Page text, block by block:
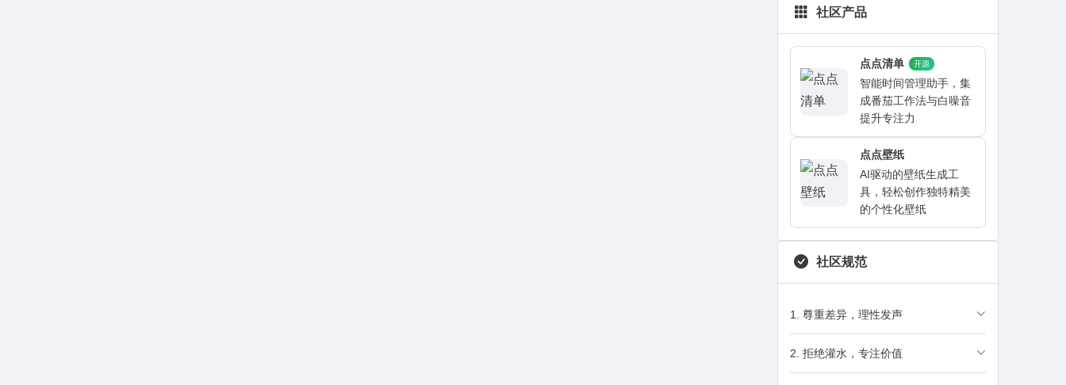
社区产品
点点清单 开源
智能时间管理助手，集
成番茄工作法与白噪音
提升专注力
点点壁纸
AI驱动的壁纸生成工
具，轻松创作独特精美
的个性化壁纸
社区规范
1. 尊重差异，理性发声
2. 拒绝灌水，专注价值